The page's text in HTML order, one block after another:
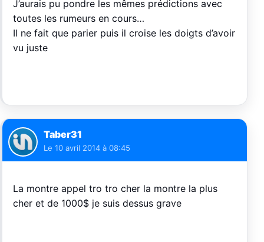
J’aurais pu pondre les mêmes prédictions avec
toutes les rumeurs en cours…
Il ne fait que parier puis il croise les doigts d’avoir
vu juste
Taber31
Le 10 avril 2014 à 08:45
La montre appel tro tro cher la montre la plus
cher et de 1000$ je suis dessus grave